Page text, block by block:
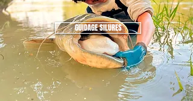
GUIDAGE SILURES